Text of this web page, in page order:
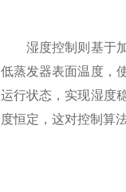
湿度控制则基于加
低蒸发器表面温度，
运行状态，实现湿度
度恒定，这对控制算